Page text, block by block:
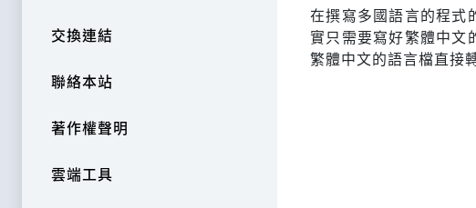
交換連結
聯絡本站
著作權聲明
雲端工具
在撰寫多國語言的程式
實只需要寫好繁體中文
繁體中文的語言檔直接